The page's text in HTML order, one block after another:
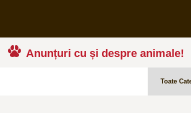
Anunțuri cu și despre animale!